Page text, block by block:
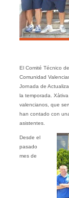
El Comité Técnico
Comunidad
Jornada de
la temporada.
valencianos, que
han contado con
asistentes.
Desde el
pasado
mes de